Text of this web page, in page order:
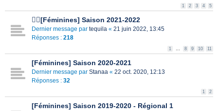
1 2 3 4 5
🏃‍♀️[Féminines] Saison 2021-2022
Dernier message par tequila « 21 juin 2022, 13:45
Réponses : 218
1 8 9 10 11
[Féminines] Saison 2020-2021
Dernier message par Stanaa « 22 oct. 2020, 12:13
Réponses : 32
1 2
[Féminines] Saison 2019-2020 - Régional 1